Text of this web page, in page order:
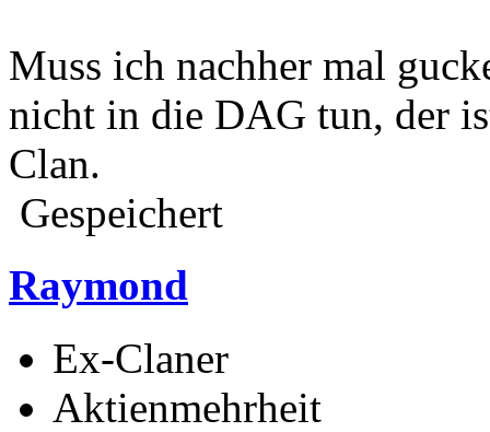
Muss ich nachher mal
nicht in die DAG tun, der
Clan.
Gespeichert
Raymond
Ex-Claner
Aktienmehrheit